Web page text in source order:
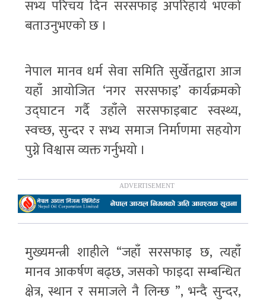
सभ्य परिचय दिन सरसफाइ अपरिहार्य भएको
बताउनुभएको छ ।
नेपाल मानव धर्म सेवा समिति सुर्खेतद्वारा आज
यहाँ आयोजित ‘नगर सरसफाइ’ कार्यक्रमको
उद्घाटन गर्दै उहाँले सरसफाइबाट स्वस्थ्य,
स्वच्छ, सुन्दर र सभ्य समाज निर्माणमा सहयोग
पुग्ने विश्वास व्यक्त गर्नुभयो ।
मुख्यमन्त्री शाहीले “जहाँ सरसफाइ छ, त्यहाँ
मानव आकर्षण बढ्छ, जसको फाइदा सम्बन्धित
क्षेत्र, स्थान र समाजले नै लिन्छ ”, भन्दै सुन्दर,